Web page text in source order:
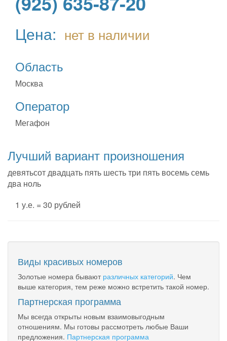
Цена: нет в наличии
Область
Москва
Оператор
Мегафон
Лучший вариант произношения
девятьсот двадцать пять шесть три пять восемь семь
два ноль
1 у.е. = 30 рублей
Виды красивых номеров
Золотые номера бывают различных категорий. Чем
выше категория, тем реже можно встретить такой номер.
Партнерская программа
Мы всегда открыты новым взаимовыгодным
отношениям. Мы готовы рассмотреть любые Ваши
предложения. Партнерская программа